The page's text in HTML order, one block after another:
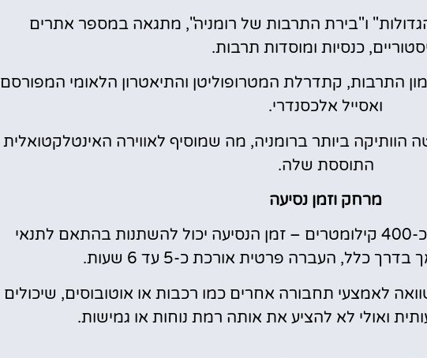
ו"בירת התרבות של רומניה", מתגאה במספר אתרים
כנסיות ומוסדות תרבות.
התרבות, קתדרלת המטרופוליטן והתיאטרון הלאומי המפורסם
ואסייל אלכסנדרי.
הוותיקה ביותר ברומניה, מה שמוסיף לאווירה האינטלקטואלית
התוססת שלה.
מרחק וזמן נסיעה
המרחק בין בוקרשט ליאשי הוא כ-400 קילומטרים – זמן הנסיעה יכול להשתנות בהתאם לתנאי
כלל, העברה פרטית אורכת כ-5 עד 6 שעות.
לאמצעי תחבורה אחרים כמו רכבות או אוטובוסים, שיכולים
ואולי לא להציע את אותה רמת נוחות או גמישות.